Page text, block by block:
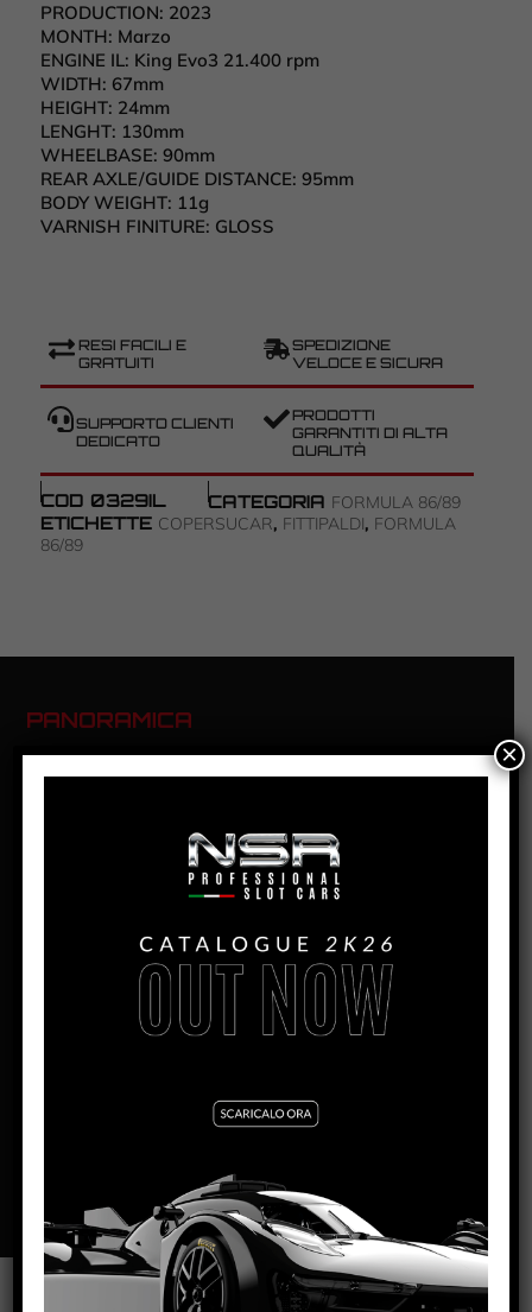
PRODUCTION: 2023
MONTH: Marzo
ENGINE IL: King Evo3 21.400 rpm
WIDTH: 67mm
HEIGHT: 24mm
LENGHT: 130mm
WHEELBASE: 90mm
REAR AXLE/GUIDE DISTANCE: 95mm
BODY WEIGHT: 11g
VARNISH FINITURE: GLOSS
RESI FACILI E
GRATUITI
SPEDIZIONE
VELOCE E SICURA
SUPPORTO CLIENTI
DEDICATO
PRODOTTI
GARANTITI DI ALTA
QUALITÀ
COD 0329IL CATEGORIA FORMULA 86/89
ETICHETTE COPERSUCAR, FITTIPALDI, FORMULA
86/89
PANORAMICA
2023
King Evo3 21.400 rpm
24mm
130mm
WHEELBASE: 90mm
REAR AXLE/GUIDE DISTANCE:95mm
BODY WEIGHT:11g
SCHEDA TECNICA
×